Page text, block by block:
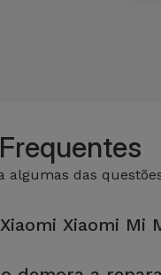
algumas das
Xiaomi Mi